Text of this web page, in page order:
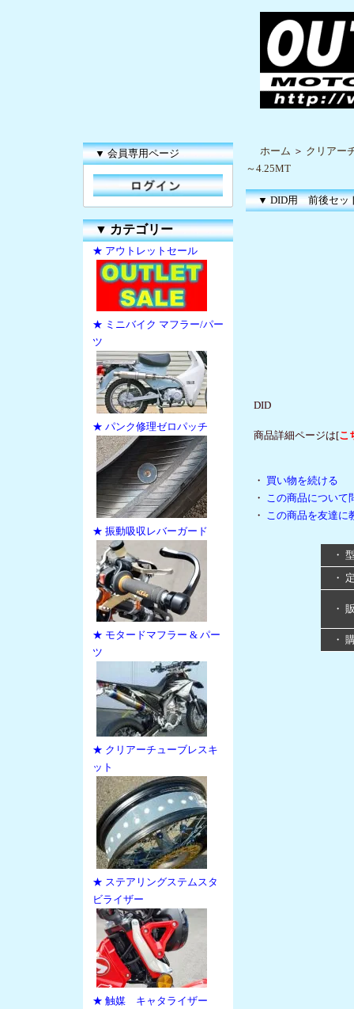
▼ 会員専用ページ
▼カテゴリー
★ アウトレットセール
★ ミニバイク マフラー/パー
ツ
★ パンク修理ゼロパッチ
★ 振動吸収レバーガード
★ モタードマフラー & パー
ツ
★ クリアーチューブレスキ
ット
★ ステアリングステムスタ
ビライザー
★ 触媒 キャタライザー
ホーム ＞ クリアー
～4.25MT
▼ DID用 前後セッ
DID
商品詳細ページは[こ
・ 買い物を続ける
・ この商品について
・ この商品を友達に
・
・
・
・